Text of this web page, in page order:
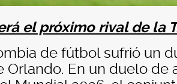
el próximo rival de la
de fútbol sufrió un
Orlando. En un duelo de